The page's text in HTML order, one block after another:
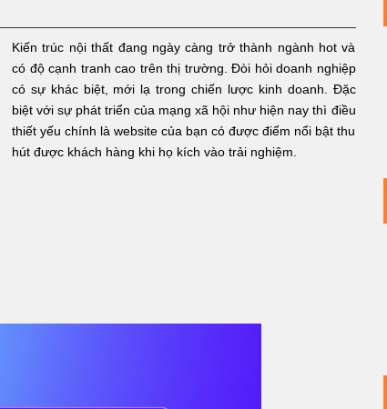
Kiến trúc nội thất đang ngày càng trở thành ngành hot và
có độ cạnh tranh cao trên thị trường. Đòi hỏi doanh nghiệp
có sự khác biệt, mới lạ trong chiến lược kinh doanh. Đặc
biệt với sự phát triển của mạng xã hội như hiện nay thì điều
thiết yếu chính là website của bạn có được điểm nổi bật thu
hút được khách hàng khi họ kích vào trải nghiệm.